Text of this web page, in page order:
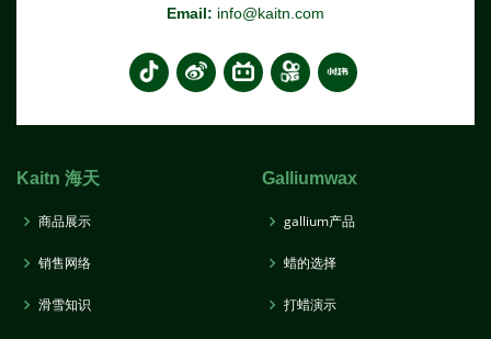
Email: info@kaitn.com
Kaitn 海天
商品展示
销售网络
滑雪知识
Galliumwax
gallium产品
蜡的选择
打蜡演示